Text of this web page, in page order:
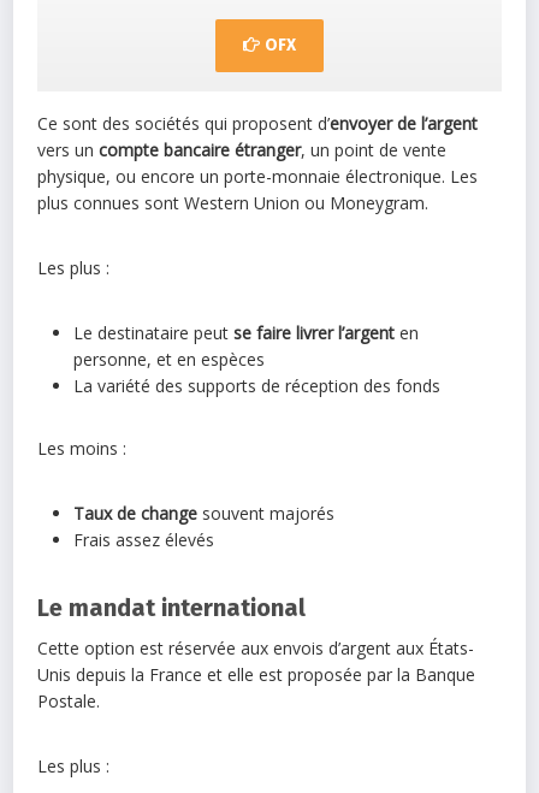
OFX
Ce sont des sociétés qui proposent d’envoyer de l’argent
vers uncompte bancaire étranger, un point de vente
physique, ou encore un porte-monnaie électronique. Les
plus connues sont Western Union ou Moneygram.
Les plus :
Le destinataire peutse faire livrer l’argent en
personne, et en espèces
La variété des supports de réception des fonds
Les moins :
Taux de change souvent majorés
Frais assez élevés
Le mandat international
Cette option est réservée aux envois d’argent aux États-
Unis depuis la France et elle est proposée par la Banque
Postale.
Les plus :